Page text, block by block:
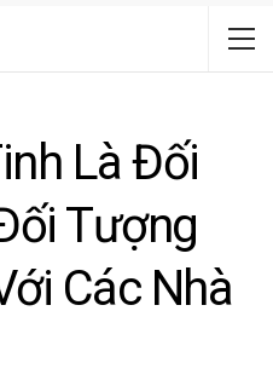
Là Đối
Tượng
Các Nhà